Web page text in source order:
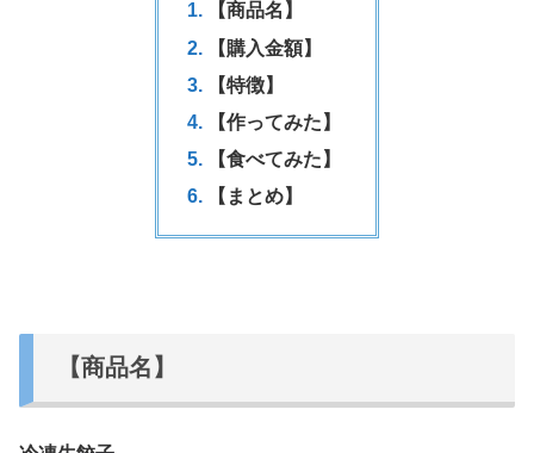
【商品名】
【購入金額】
【特徴】
【作ってみた】
【食べてみた】
【まとめ】
【商品名】